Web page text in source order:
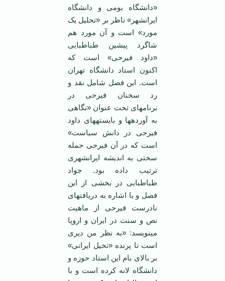
«دانشگاه بومی و دانشگاه
ایرانشهر» ناظر بر «تحلیل یک
مورد» است و آن مورد هم
شاگرد پیشین طباطبایی
«داود فیرحی» است که
اکنون استاد دانشگاه تهران
است. این فصل شامل نقد و
رد سخنان فیرحی در
برنامه‏ای تحت عنوان «نگاهی
به آورده‏ها و بایسته‏های داود
فیرحی در دانش سیاست»
است که در آن فیرحی حمله
سختی به اندیشه ایرانشهری
ترتیب داده بود. جواد
طباطبایی در بخشی از این
فصل و با اشاره به دریافت‏های
نادرست فیرحی از ماهیت
نص و سنت در ایران و اروپا
می‏نویسد: «به نظر من دیری
است تا پرنده «تخیل ایرانی»
بر بالای بام این استاد حوزه و
دانشگاه لانه کرده است و با